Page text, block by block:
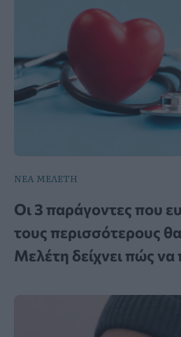
ΝΕΑ ΜΕΛΕΤΗ
Οι 3 παράγοντες που
τους περισσότερους
Μελέτη δείχνει πώς